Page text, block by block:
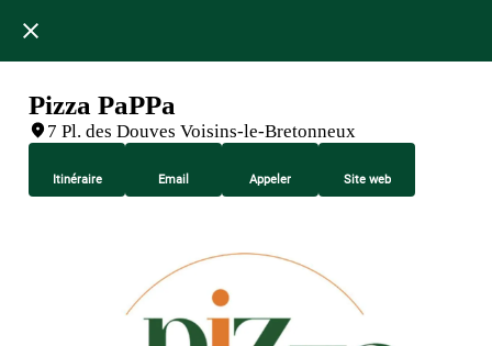
Pizza PaPPa
7 Pl. des Douves Voisins-le-Bretonneux
Itinéraire Email Appeler Site web